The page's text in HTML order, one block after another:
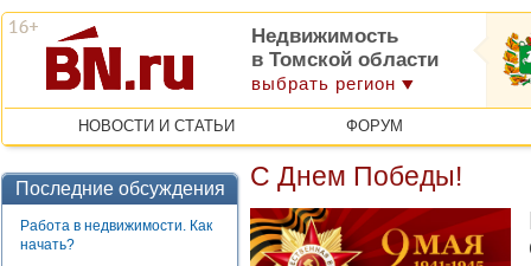
Недвижимость
в Томской области
выбрать регион
НОВОСТИ И СТАТЬИ ФОРУМ
Последние обсуждения
Работа в недвижимости. Как
начать?
С Днем Победы!